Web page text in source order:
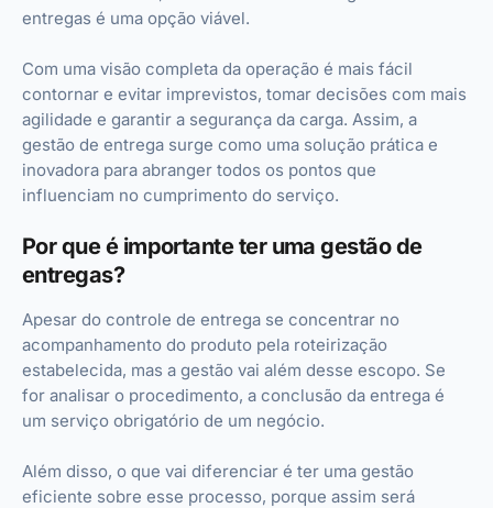
entregas é uma opção viável.
Com uma visão completa da operação é mais fácil
contornar e evitar imprevistos, tomar decisões com mais
agilidade e garantir a segurança da carga. Assim, a
gestão de entrega surge como uma solução prática e
inovadora para abranger todos os pontos que
influenciam no cumprimento do serviço.
Por que é importante ter uma gestão de
entregas?
Apesar do controle de entrega se concentrar no
acompanhamento do produto pela roteirização
estabelecida, mas a gestão vai além desse escopo. Se
for analisar o procedimento, a conclusão da entrega é
um serviço obrigatório de um negócio.
Além disso, o que vai diferenciar é ter uma gestão
eficiente sobre esse processo, porque assim será